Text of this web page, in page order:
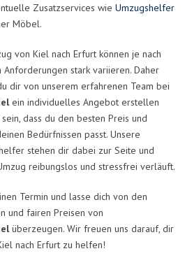
Zusatzservices wie Umzugshelfer
Möbel.
von Kiel nach Erfurt können je nach
stark variieren. Daher
dir von unserem erfahrenen Team bei
ein individuelles Angebot erstellen
dass du den besten Preis und
Bedürfnissen passt. Unsere
stehen dir dabei zur Seite und
reibungslos und stressfrei verläuft.
Termin und lasse dich von den
und fairen Preisen von
überzeugen. Wir freuen uns darauf, dir
nach Erfurt zu helfen!